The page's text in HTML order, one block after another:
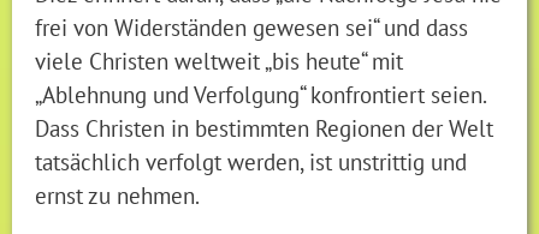
frei von Widerständen gewesen sei“ und dass
viele Christen weltweit „bis heute“ mit
„Ablehnung und Verfolgung“ konfrontiert seien.
Dass Christen in bestimmten Regionen der Welt
tatsächlich verfolgt werden, ist unstrittig und
ernst zu nehmen.